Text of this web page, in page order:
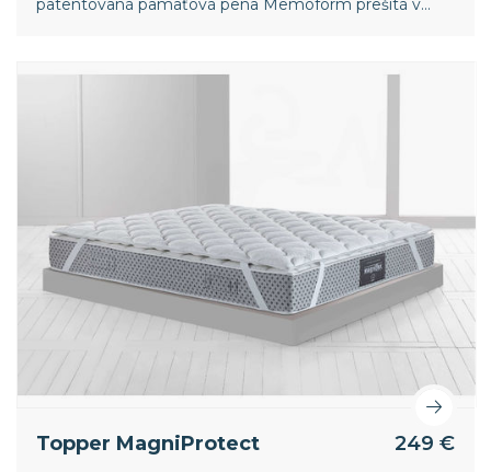
patentovaná pamäťová pena Memoform prešitá v
Topper MagniProtect 249 €